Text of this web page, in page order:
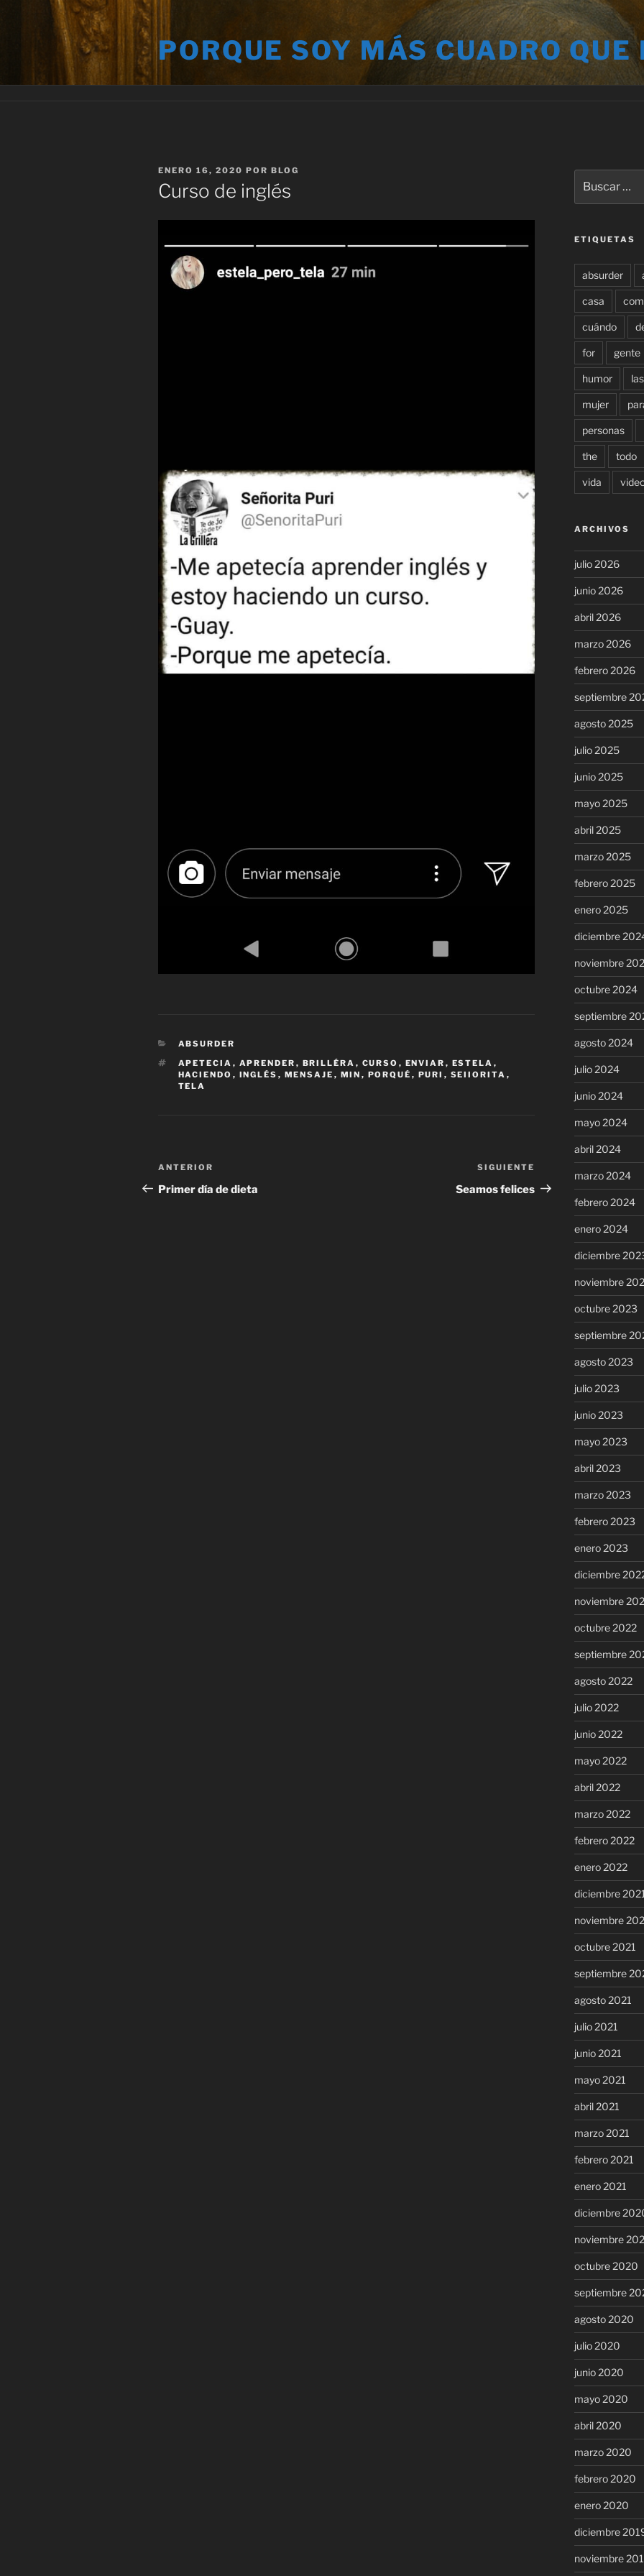
PORQUE SOY MÁS CUADRO QUE
PUBLICADO
EL
ENERO 16, 2020 POR BLOG
Curso de inglés
CATEGORÍAS
ABSURDER
ETIQUETAS
APETECIA , APRENDER , BRILLÉRA , CURSO , ENVIAR , ESTELA ,
HACIENDO , INGLÉS , MENSAJE , MIN , PORQUÉ , PURI , SEIIORITA ,
TELA
Navegación
de
Entrada
anterior:
ANTERIOR
Primer día de dieta
entrada
SIGUIENTE
Seamos felices
por:
ETIQUETAS
absurder
casa
cuándo
for gente
humor las
mujer
personas
the todo
vida
ARCHIVOS
julio 2026
junio 2026
abril 2026
marzo 2026
febrero 2026
septiembre
agosto 2025
julio 2025
junio 2025
mayo 2025
abril 2025
marzo 2025
febrero 2025
enero 2025
diciembre
noviembre
octubre 2024
septiembre
agosto 2024
julio 2024
junio 2024
mayo 2024
abril 2024
marzo 2024
febrero 2024
enero 2024
diciembre
noviembre
octubre 2023
septiembre
agosto 2023
julio 2023
junio 2023
mayo 2023
abril 2023
marzo 2023
febrero 2023
enero 2023
diciembre
noviembre
octubre 2022
septiembre
agosto 2022
julio 2022
junio 2022
mayo 2022
abril 2022
marzo 2022
febrero 2022
enero 2022
diciembre 2021
noviembre
octubre 2021
septiembre
agosto 2021
julio 2021
junio 2021
mayo 2021
abril 2021
marzo 2021
febrero 2021
enero 2021
diciembre
noviembre
octubre 2020
septiembre
agosto 2020
julio 2020
junio 2020
mayo 2020
abril 2020
marzo 2020
febrero 2020
enero 2020
diciembre
noviembre